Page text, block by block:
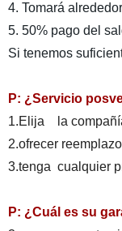
4. Tomará
5. 50% pago del
Si tenemos
P: ¿Servicio
1.Elija la
2.ofrecer
3.tenga cualquier
P: ¿Cuál es su